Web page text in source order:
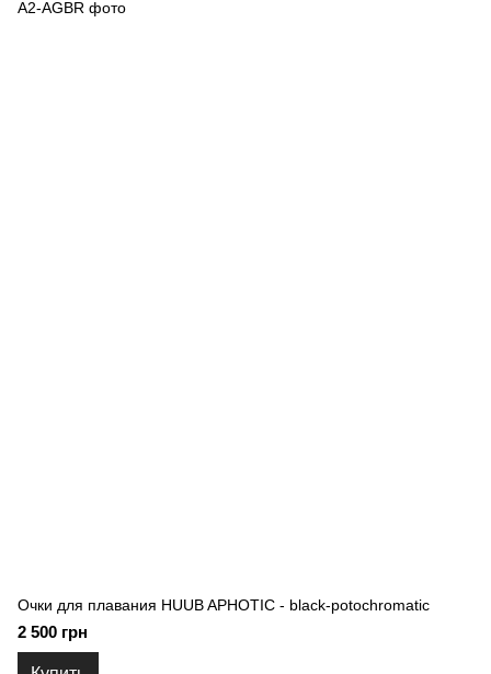
Очки для плавания HUUB APHOTIC - black-potochromatic
2 500 грн